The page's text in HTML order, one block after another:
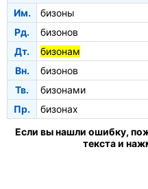
Им.
бизоны
Рд.
бизонов
Дт.
бизонам
Вн.
бизонов
Тв.
бизонами
Пр.
бизонах
Если вы нашли ошибку,
текста и